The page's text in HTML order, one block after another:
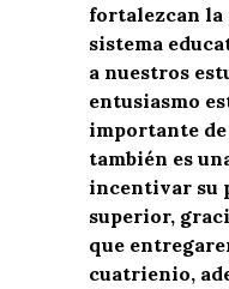
fortalezcan la
sistema
a nuestros
entusiasmo
importante de
también es
incentivar su
superior,
que
cuatrienio,